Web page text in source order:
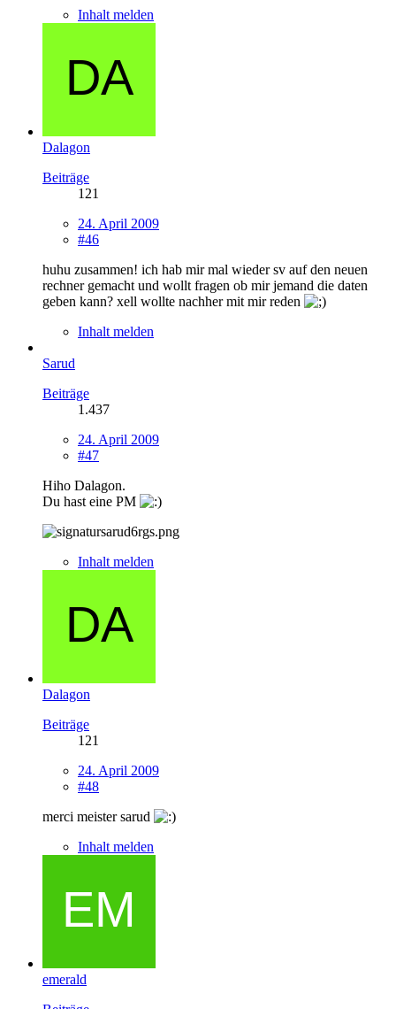
Inhalt melden
Dalagon
Beiträge
121
24. April 2009
#46
huhu zusammen! ich hab mir mal wieder sv auf den neuen
rechner gemacht und wollt fragen ob mir jemand die daten
geben kann? xell wollte nachher mit mir reden
Inhalt melden
Sarud
Beiträge
1.437
24. April 2009
#47
Hiho Dalagon.
Du hast eine PM
Inhalt melden
Dalagon
Beiträge
121
24. April 2009
#48
merci meister sarud
Inhalt melden
emerald